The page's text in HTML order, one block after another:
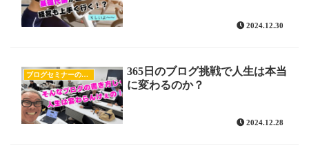
2024.12.30
ブログセミナーの様子
365日のブログ挑戦で人生は本当
に変わるのか？
2024.12.28